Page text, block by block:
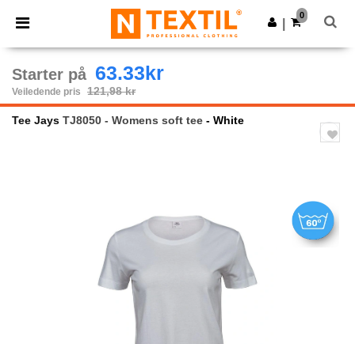
× Ntextil-app
Bedre priser i appen!
Last ned app
0
Starter på 63.33kr
Veiledende pris 121,98 kr
Tee Jays TJ8050 - Womens soft tee - White